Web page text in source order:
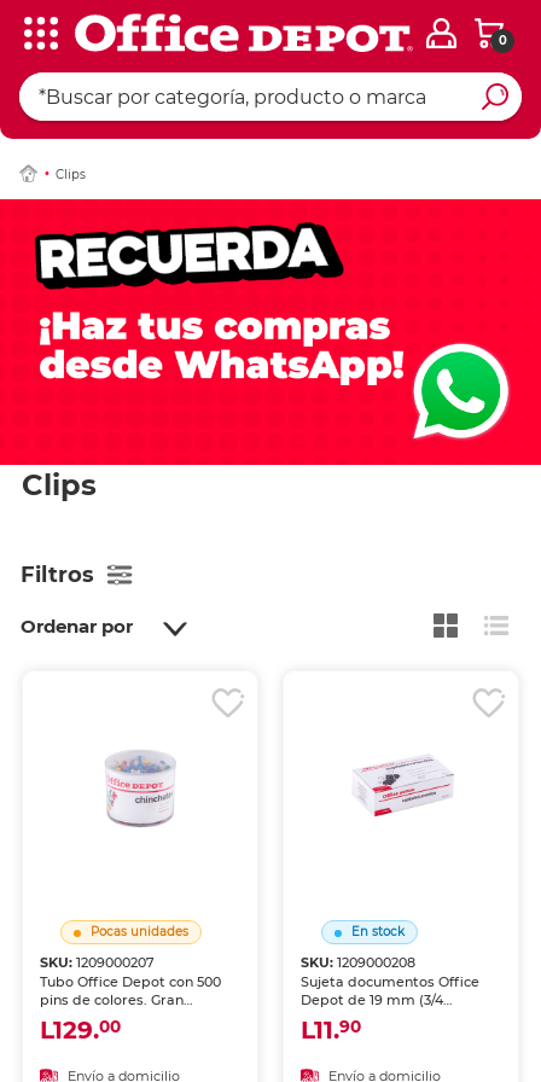
0
Clips
Clips
Filtros
Ordenar por
Pocas unidades
SKU:1209000207
Tubo Office Depot con 500
pins de colores. Gran
cantidad de push pins en
presentación de tubo
Colores variados para
L129.00
Envío a domicilio
En stock
SKU: 1209000208
Sujeta documentos Office
Depot de 19 mm (3/4
pulgadas), caja con 12
unidades. Pinzas metálicas
Palancas abatibles para fácil
L11.90
Envío a domicilio